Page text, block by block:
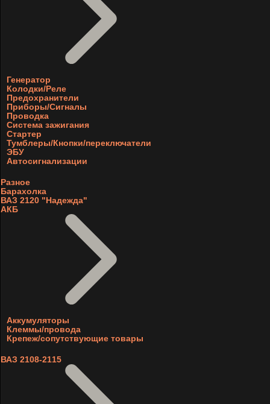
Генератор
Колодки/Реле
Предохранители
Приборы/Сигналы
Проводка
Система зажигания
Стартер
Тумблеры/Кнопки/переключатели
ЭБУ
Автосигнализации
Разное
Барахолка
ВАЗ 2120 "Надежда"
АКБ
Аккумуляторы
Клеммы/провода
Крепеж/сопутствующие товары
ВАЗ 2108-2115